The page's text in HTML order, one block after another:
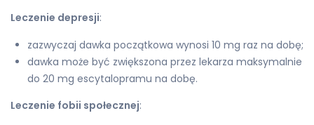
Leczenie depresji:
zazwyczaj dawka początkowa wynosi 10 mg raz na dobę;
dawka może być zwiększona przez lekarza maksymalnie
do 20 mg escytalopramu na dobę.
Leczenie fobii społecznej: